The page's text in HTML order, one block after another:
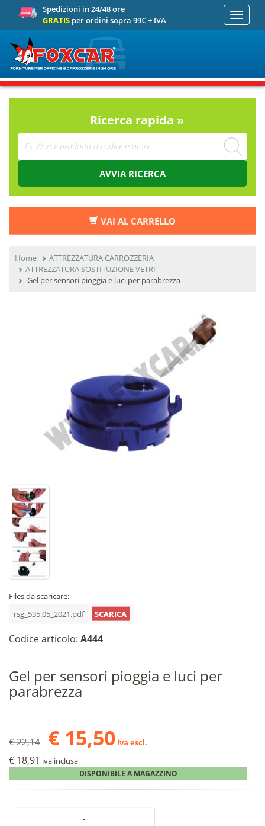
Spedizioni in 24/48 ore
GRATIS per ordini sopra 99€ + IVA
Toggle
Ricerca rapida »
AVVIA RICERCA
VAI AL CARRELLO
Home
ATTREZZATURA CARROZZERIA
ATTREZZATURA SOSTITUZIONE VETRI
Gel per sensori pioggia e luci per parabrezza
Files da scaricare:
rsg_535.05_2021.pdf
SCARICA
Codice articolo: A444
Gel per sensori pioggia e luci per
parabrezza
€ 22,14 € 15,50 iva escl.
€ 18,91 iva inclusa
DISPONIBILE A MAGAZZINO